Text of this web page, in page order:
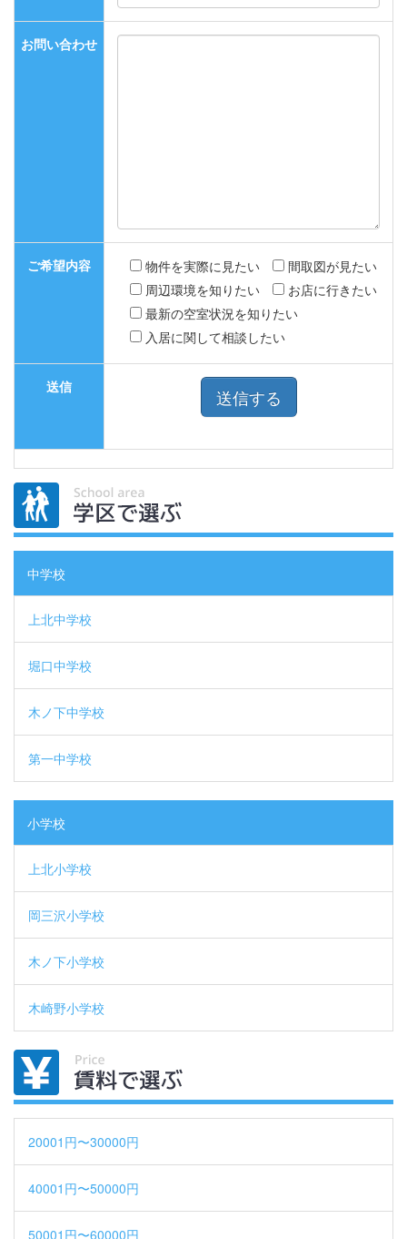
お問い合わせ
ご希望内容 物件を実際に見たい
間取図が見たい
周辺環境を知りたい
お店に行きたい
最新の空室状況を知りたい
入居に関して相談したい
送信
中学校
上北中学校
堀口中学校
木ノ下中学校
第一中学校
小学校
上北小学校
岡三沢小学校
木ノ下小学校
木崎野小学校
20001円〜30000円
40001円〜50000円
50001円〜60000円